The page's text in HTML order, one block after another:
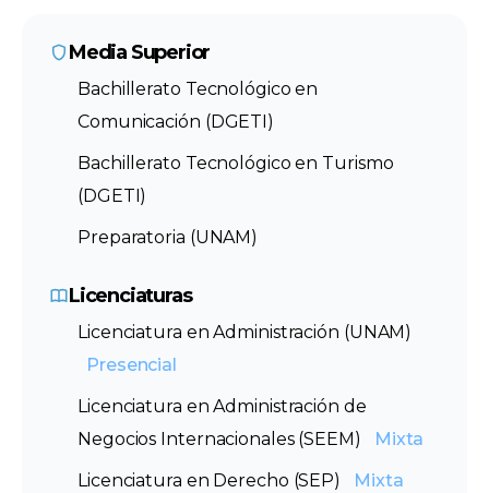
Media Superior
Bachillerato Tecnológico en
Comunicación (DGETI)
Bachillerato Tecnológico en Turismo
(DGETI)
Preparatoria (UNAM)
Licenciaturas
Licenciatura en Administración (UNAM)
Presencial
Licenciatura en Administración de
Negocios Internacionales (SEEM)
Mixta
Licenciatura en Derecho (SEP)
Mixta